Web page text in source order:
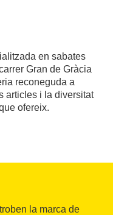
en sabates
Gran de Gràcia
reconeguda a
articles i la diversitat
ofereix.
la marca de